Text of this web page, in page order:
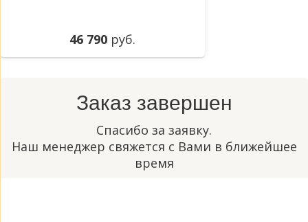
46 790 руб.
Заказ завершен
Спасибо за заявку.
Наш менеджер свяжется с Вами в ближейшее
время